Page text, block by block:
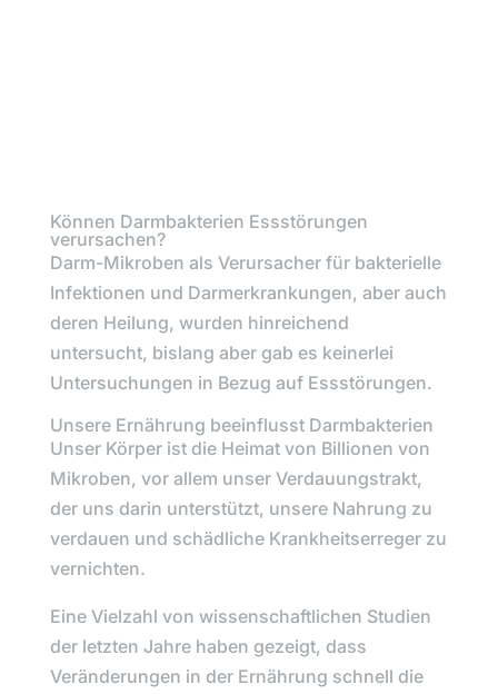
Können Darmbakterien Essstörungen
verursachen?
Darm-Mikroben als Verursacher für bakterielle
Infektionen und Darmerkrankungen, aber auch
deren Heilung, wurden hinreichend
untersucht, bislang aber gab es keinerlei
Untersuchungen in Bezug auf Essstörungen.
Unsere Ernährung beeinflusst Darmbakterien
Unser Körper ist die Heimat von Billionen von
Mikroben, vor allem unser Verdauungstrakt,
der uns darin unterstützt, unsere Nahrung zu
verdauen und schädliche Krankheitserreger zu
vernichten.
Eine Vielzahl von wissenschaftlichen Studien
der letzten Jahre haben gezeigt, dass
Veränderungen in der Ernährung schnell die